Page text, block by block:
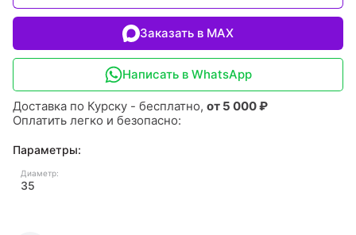
Заказать в MAX
Написать в WhatsApp
Доставка по Курску - бесплатно, от 5 000 ₽
Оплатить легко и безопасно:
Параметры:
Диаметр:
35